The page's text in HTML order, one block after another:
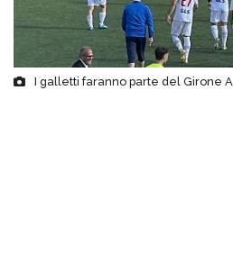
I galletti faranno parte del Girone A